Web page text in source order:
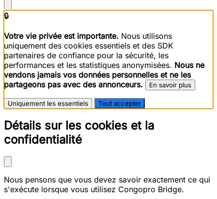
🔒
Votre vie privée est importante. Nous utilisons
uniquement des cookies essentiels et des SDK
partenaires de confiance pour la sécurité, les
performances et les statistiques anonymisées. Nous ne
vendons jamais vos données personnelles et ne les
partageons pas avec des annonceurs.
En savoir plus
Uniquement les essentiels Tout accepter
Détails sur les cookies et la
confidentialité
Nous pensons que vous devez savoir exactement ce qui
s'exécute lorsque vous utilisez Congopro Bridge.